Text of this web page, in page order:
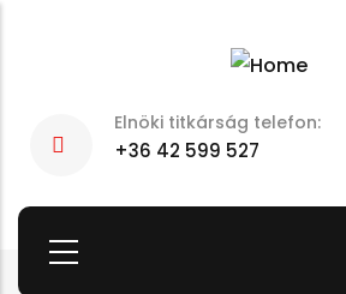
Elnöki titkárság telefon:
+36 42 599 527